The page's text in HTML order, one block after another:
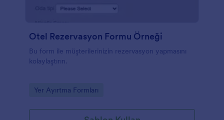
Otel Rezervasyon Formu Örneği
Bu form ile müşterilerinizin rezervasyon yapmasını
kolaylaştırın.
Go to Category:
Yer Ayırtma Formları